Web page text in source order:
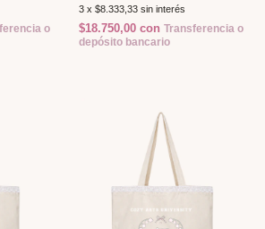
o
3 x $8.333,33 sin interés
$18.750,00 con Transferencia o
depósito bancario